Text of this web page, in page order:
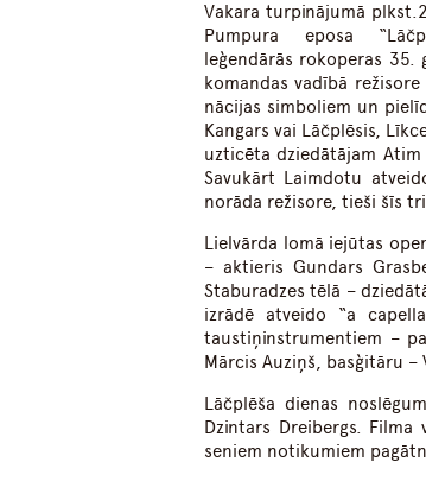
Vakara turpinājumā
Pumpura eposa
leģendārās rokoperas
komandas vadībā
nācijas simboliem un
Kangars vai Lāčplēsis,
uzticēta dziedātājam
Savukārt Laimdotu
norāda režisore, tieši šīs
Lielvārda lomā iejūtas
– aktieris Gundars
Staburadzes tēlā –
izrādē atveido “a
taustiņinstrumentiem –
Mārcis Auziņš, basģitāru
Lāčplēša dienas
Dzintars Dreibergs.
seniem notikumiem